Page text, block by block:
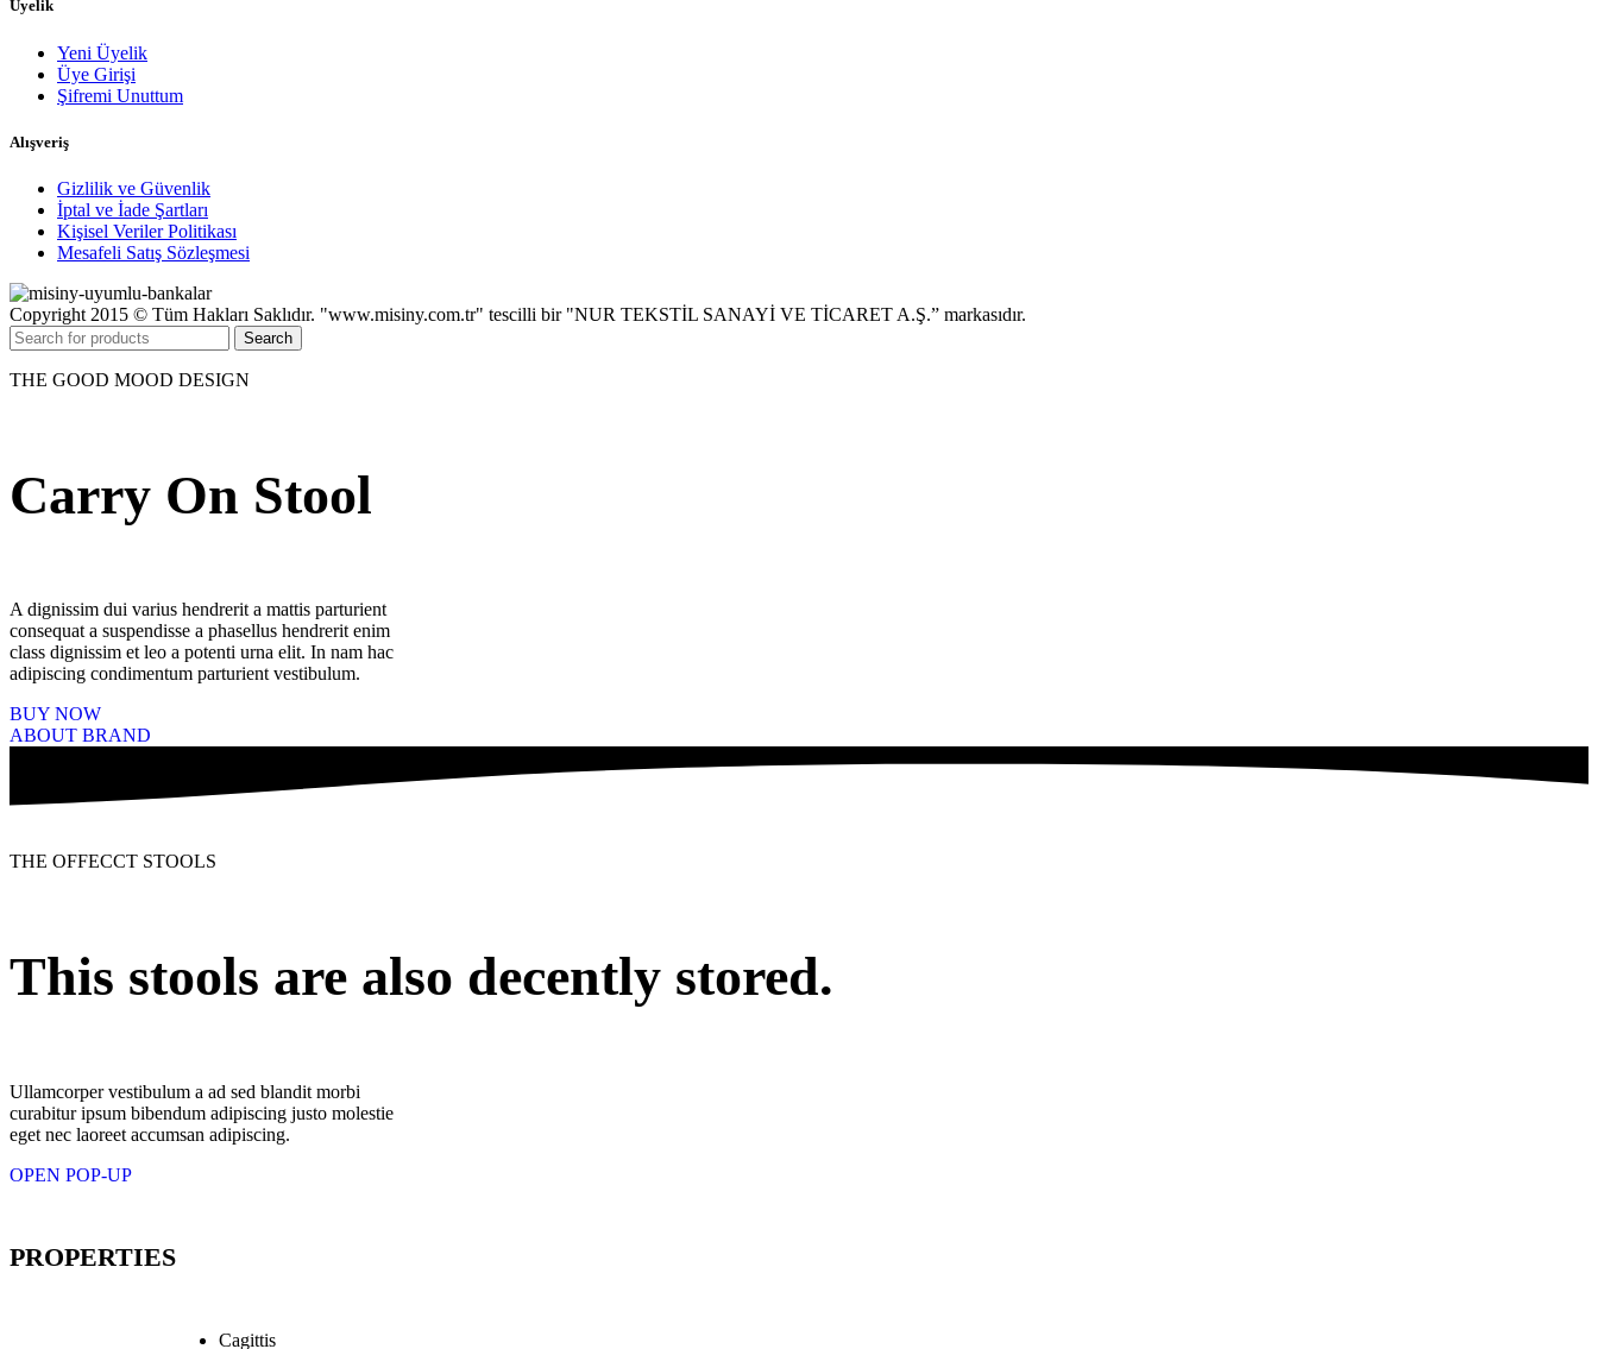
Üyelik
Yeni Üyelik
Üye Girişi
Şifremi Unuttum
Alışveriş
Gizlilik ve Güvenlik
İptal ve İade Şartları
Kişisel Veriler Politikası
Mesafeli Satış Sözleşmesi
Copyright 2015 © Tüm Hakları Saklıdır. "www.misiny.com.tr" tescilli bir "NUR TEKSTİL SANAYİ VE TİCARET A.Ş.” markasıdır.
Search
THE GOOD MOOD DESIGN
Carry On Stool
A dignissim dui varius hendrerit a mattis parturient
consequat a suspendisse a phasellus hendrerit enim
class dignissim et leo a potenti urna elit. In nam hac
adipiscing condimentum parturient vestibulum.
BUY NOW
ABOUT BRAND
THE OFFECCT STOOLS
This stools are also decently stored.
Ullamcorper vestibulum a ad sed blandit morbi
curabitur ipsum bibendum adipiscing justo molestie
eget nec laoreet accumsan adipiscing.
OPEN POP-UP
PROPERTIES
Cagittis